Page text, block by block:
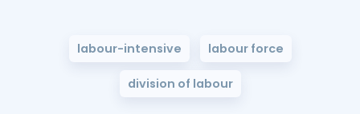
labour-intensive labour force
division of labour